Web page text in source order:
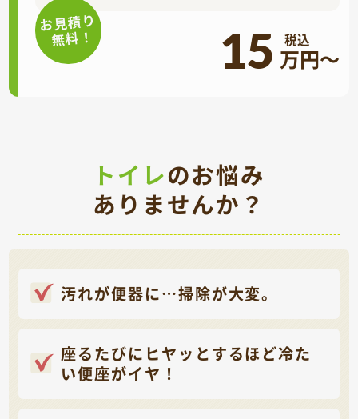
お見積り
無料！ 15 万円～
トイレのお悩み
ありませんか？
汚れが便器に…掃除が大変。
座るたびにヒヤッとするほど冷た
い便座がイヤ！